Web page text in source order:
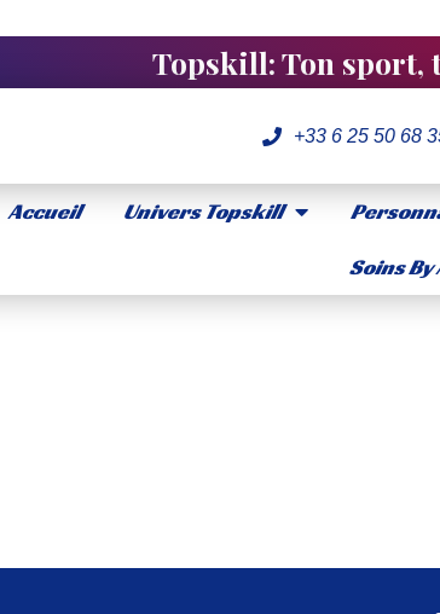
Topskill: Ton sport,
+33 6 25 50 68
Accueil Univers Topskill
Soins